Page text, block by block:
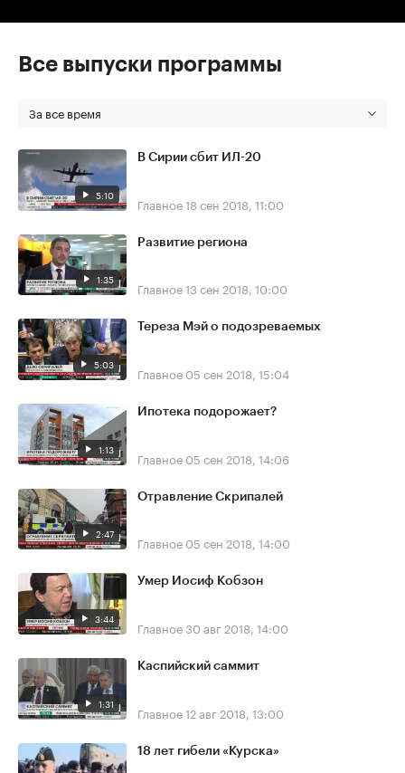
Все выпуски программы
За все время
5:10
В Сирии сбит ИЛ-20
Главное18 сен 2018, 11:00
1:35
Развитие региона
Главное13 сен 2018, 10:00
5:03
Тереза Мэй о подозреваемых
Главное 05 сен 2018, 15:04
1:13
Ипотека подорожает?
Главное 05 сен 2018, 14:06
2:47
Отравление Скрипалей
Главное 05 сен 2018, 14:00
3:44
Умер Иосиф Кобзон
Главное30 авг 2018, 14:00
1:31
Каспийский саммит
Главное12 авг 2018, 13:00
18 лет гибели «Курска»